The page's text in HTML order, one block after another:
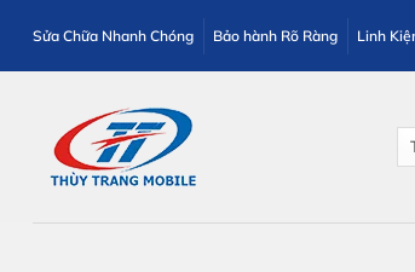
qua
nội
Sửa Chữa Nhanh Chóng Bảo hành Rõ Ràng Linh